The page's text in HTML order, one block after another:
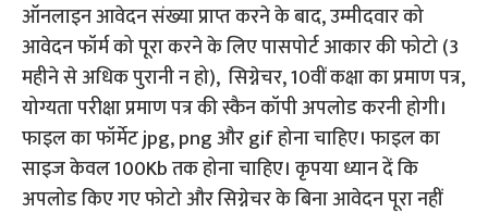
ऑनलाइन आवेदन संख्या प्राप्त करने के बाद, उम्मीदवार को
आवेदन फॉर्म को पूरा करने के लिए पासपोर्ट आकार की फोटो (3
महीने से अधिक पुरानी न हो), सिग्नेचर, 10वीं कक्षा का प्रमाण पत्र,
योग्यता परीक्षा प्रमाण पत्र की स्कैन कॉपी अपलोड करनी होगी।
फाइल का फॉर्मेट jpg, png और gif होना चाहिए। फाइल का
साइज केवल 100Kb तक होना चाहिए। कृपया ध्यान दें कि
अपलोड किए गए फोटो और सिग्नेचर के बिना आवेदन पूरा नहीं